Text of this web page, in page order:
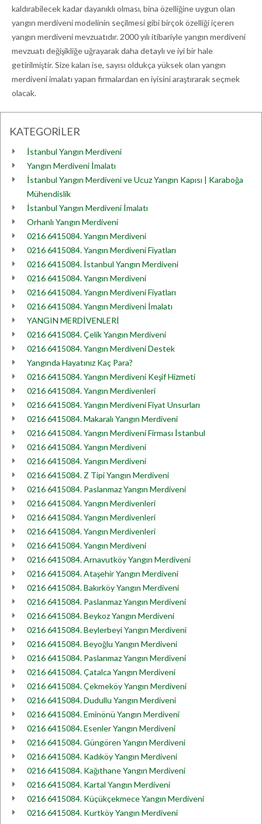
kaldırabilecek kadar dayanıklı olması, bina özelliğine uygun olan
yangın merdiveni modelinin seçilmesi gibi birçok özelliği içeren
yangın merdiveni mevzuatıdır. 2000 yılı itibariyle yangın merdiveni
mevzuatı değişikliğe uğrayarak daha detaylı ve iyi bir hale
getirilmiştir. Size kalan ise, sayısı oldukça yüksek olan yangın
merdiveni imalatı yapan firmalardan en iyisini araştırarak seçmek
olacak.
KATEGORİLER
İstanbul Yangın Merdiveni
Yangın Merdiveni İmalatı
İstanbul Yangın Merdiveni ve Ucuz Yangın Kapısı | Karaboğa
Mühendislik
İstanbul Yangın Merdiveni İmalatı
Orhanlı Yangın Merdiveni
0216 6415084. Yangın Merdiveni
0216 6415084. Yangın Merdiveni Fiyatları
0216 6415084. İstanbul Yangın Merdiveni
0216 6415084. Yangın Merdiveni
0216 6415084. Yangın Merdiveni Fiyatları
0216 6415084. Yangın Merdiveni İmalatı
YANGIN MERDİVENLERİ
0216 6415084. Çelik Yangın Merdiveni
0216 6415084. Yangın Merdiveni Destek
Yangında Hayatınız Kaç Para?
0216 6415084. Yangın Merdiveni Keşif Hizmeti
0216 6415084. Yangın Merdivenleri
0216 6415084. Yangın Merdiveni Fiyat Unsurları
0216 6415084. Makaralı Yangın Merdiveni
0216 6415084. Yangın Merdiveni Firması İstanbul
0216 6415084. Yangın Merdiveni
0216 6415084. Yangın Merdiveni
0216 6415084. Z Tipi Yangın Merdiveni
0216 6415084. Paslanmaz Yangın Merdiveni
0216 6415084. Yangın Merdivenleri
0216 6415084. Yangın Merdivenleri
0216 6415084. Yangın Merdivenleri
0216 6415084. Yangın Merdiveni
0216 6415084. Arnavutköy Yangın Merdiveni
0216 6415084. Ataşehir Yangın Merdiveni
0216 6415084. Bakırköy Yangın Merdiveni
0216 6415084. Paslanmaz Yangın Merdiveni
0216 6415084. Beykoz Yangın Merdiveni
0216 6415084. Beylerbeyi Yangın Merdiveni
0216 6415084. Beyoğlu Yangın Merdiveni
0216 6415084. Paslanmaz Yangın Merdiveni
0216 6415084. Çatalca Yangın Merdiveni
0216 6415084. Çekmeköy Yangın Merdiveni
0216 6415084. Dudullu Yangın Merdiveni
0216 6415084. Eminönü Yangın Merdiveni
0216 6415084. Esenler Yangın Merdiveni
0216 6415084. Güngören Yangın Merdiveni
0216 6415084. Kadıköy Yangın Merdiveni
0216 6415084. Kağıthane Yangın Merdiveni
0216 6415084. Kartal Yangın Merdiveni
0216 6415084. Küçükçekmece Yangın Merdiveni
0216 6415084. Kurtköy Yangın Merdiveni